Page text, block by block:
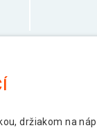
držiakom na